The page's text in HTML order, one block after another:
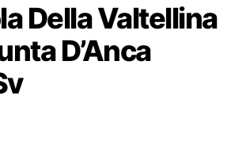
Della Valtellina
D’Anca